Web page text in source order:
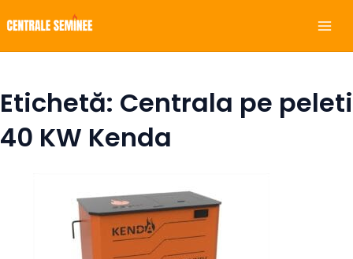
to
Etichetă: Centrala pe peleti
40 KW Kenda